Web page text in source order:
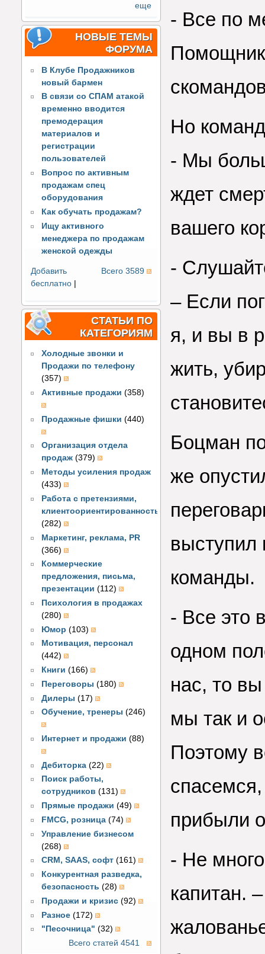
еще
НОВЫЕ ТЕМЫ
ФОРУМА
В Клубе Продажников
новый бармен
В связи со СПАМ атакой
временно вводится
премодерация
материалов и
регистрации
пользователей
Вопрос по активным
продажам спец
оборудования
Как обучать продажам?
Ищу активного
менеджера по продажам
женской одежды
Всего 3589
Добавить
бесплатно |
СТАТЬИ ПО
КАТЕГОРИЯМ
Холодные звонки и
Продажи по телефону
(357)
Активные продажи (358)
Продажные фишки (440)
Организация отдела
продаж (379)
Методы усиления продаж
(433)
Работа с претензиями,
клиентоориентированность
(282)
Маркетинг, реклама, PR
(366)
Коммерческие
предложения, письма,
презентации (112)
Психология в продажах
(280)
Юмор (103)
Мотивация, персонал
(442)
Книги (166)
Переговоры (180)
Дилеры (17)
Обучение, тренеры (246)
Интернет и продажи (88)
Дебиторка (22)
Поиск работы,
сотрудников (131)
Прямые продажи (49)
FMCG, розница (74)
Управление бизнесом
(268)
CRM, SAAS, софт (161)
Конкурентная разведка,
безопасность (28)
Продажи и кризис (92)
Разное (172)
"Песочница" (32)
Всего статей 4541
- Все по
Но
- Мы
ждет
вашего
-
– Если
я, и вы в
жить,
Боцман
же
выступил
команды.
- Все это
одном
нас, то
мы так и
Поэтому
прибыли
- Не
капитан.